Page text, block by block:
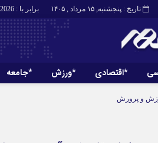
تاریخ : پنجشنبه, ۱۵ مرداد , ۱۴۰۵ برابر با : Thursday - 6 - August - 2026
*اقتصادی *ورزش *جامعه
آخرین اخبارو پرورش